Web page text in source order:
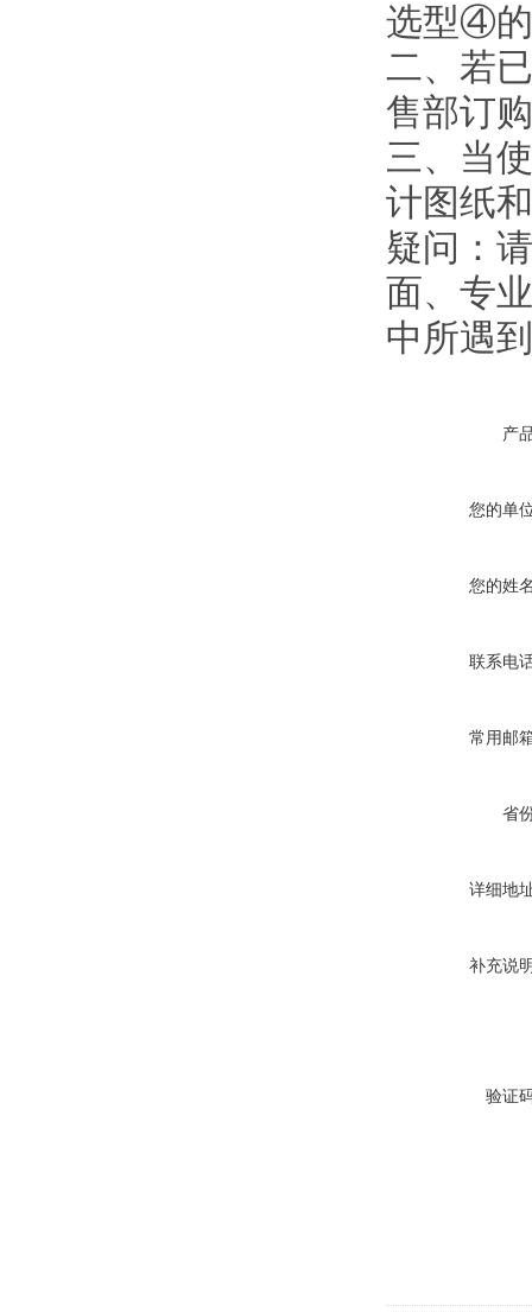
选型④
二、若
售部订
三、当
计图纸
疑问：
面、专
中所遇
产
您的单
您的姓
联系电
常用邮
省
详细地
补充说
验证